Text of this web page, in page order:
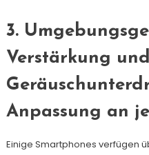
3.
Verstärkung und
Anpassung an
Einige Smartphones verfügen